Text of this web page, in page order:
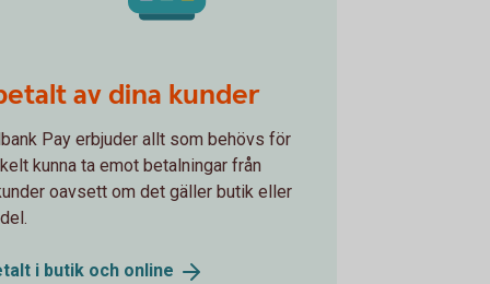
av dina kunder
Pay erbjuder allt som behövs för
kunna ta emot betalningar från
oavsett om det gäller butik eller
i butik och online